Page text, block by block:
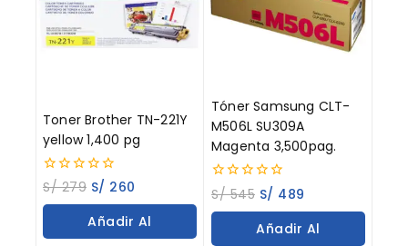
Toner Brother TN-221Y
yellow 1,400 pg
0
out
of
S/279 S/ 260
Añadir Al
Tóner Samsung CLT-
M506L SU309A
Magenta 3,500pag.
0
out
of
S/545 S/ 489
Añadir Al